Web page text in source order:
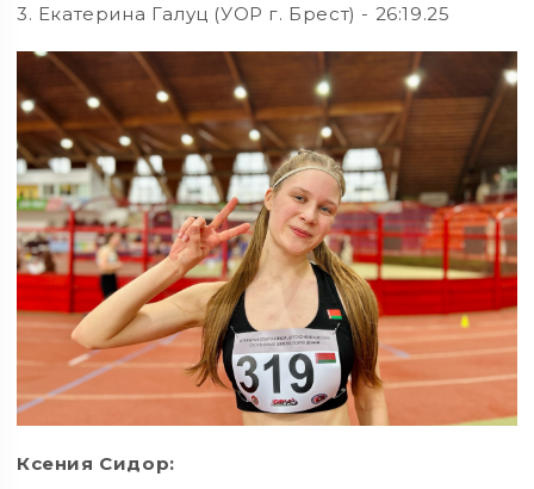
3. Екатерина Галуц (УОР г. Брест) - 26:19.25
Ксения Сидор: